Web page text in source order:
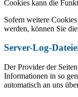
Cookies kann die
Sofern weitere
werden, können Sie
Server-Log-
Der Provider der
Informationen in so
automatisch an uns